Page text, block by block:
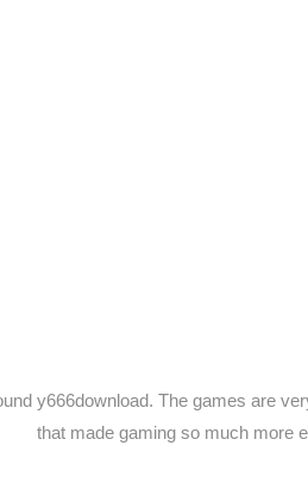
y666download. The games are
that made gaming so much more